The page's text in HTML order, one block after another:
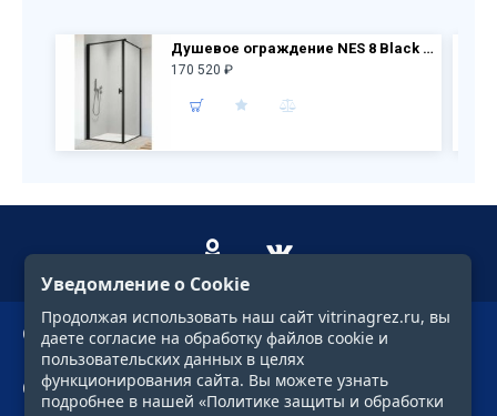
Душевое ограждение NES 8 Black KDJ I Frame дверь 10022090-54-56L + бок.перегородка 10039090-54-56
170 520 ₽
О компании
Сервис
Уведомление о Cookie
Продолжая использовать наш сайт vitrinagrez.ru, вы
даете согласие на обработку файлов cookie и
пользовательских данных в целях
функционирования сайта. Вы можете узнать
подробнее в нашей «Политике защиты и обработки